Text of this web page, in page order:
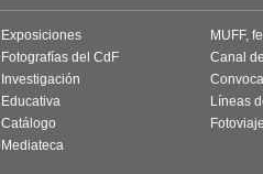
Exposiciones
Fotografías del CdF
Investigación
Educativa
Catálogo
Mediateca
MUFF,
Canal
Líneas